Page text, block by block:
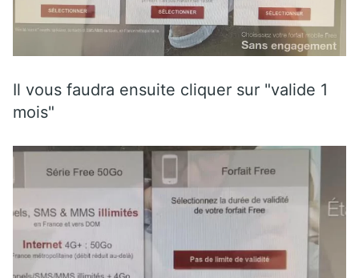
Il vous faudra ensuite cliquer sur "valide 1
mois"